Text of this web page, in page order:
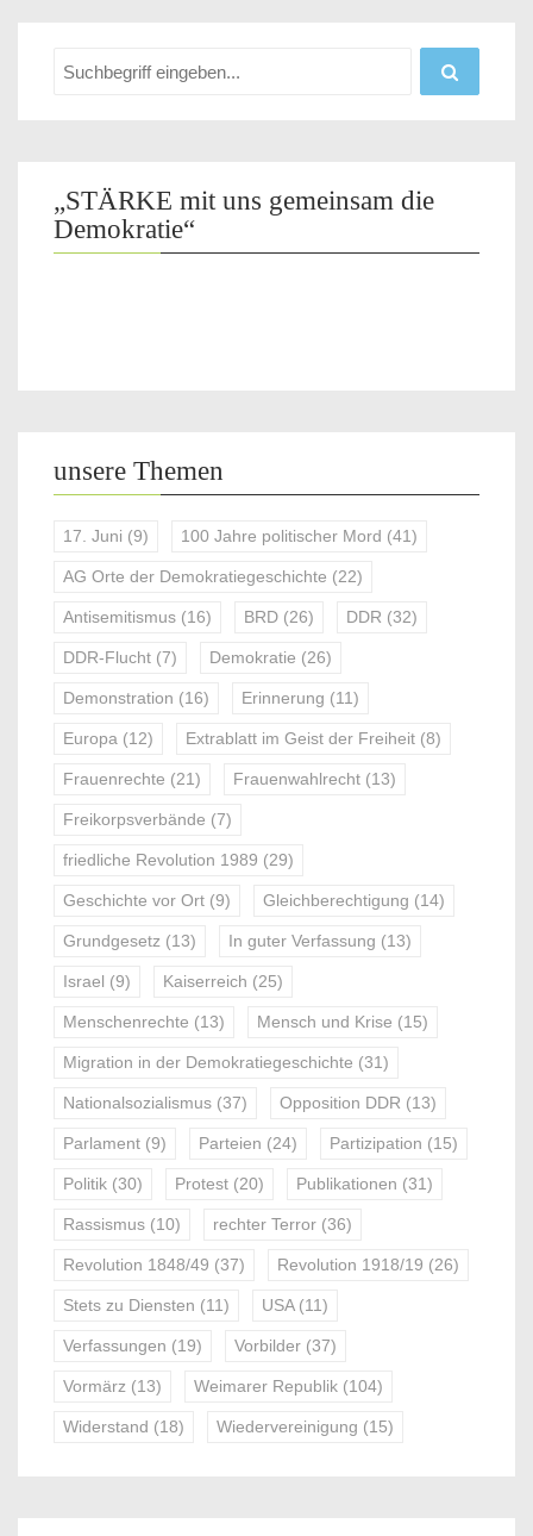
„STÄRKE mit uns gemeinsam die
Demokratie“
unsere Themen
17. Juni (9) 100 Jahre politischer Mord (41)
AG Orte der Demokratiegeschichte (22)
Antisemitismus (16) BRD (26) DDR (32)
DDR-Flucht (7) Demokratie (26)
Demonstration (16) Erinnerung (11)
Europa (12) Extrablatt im Geist der Freiheit (8)
Frauenrechte (21) Frauenwahlrecht (13)
Freikorpsverbände (7)
friedliche Revolution 1989 (29)
Geschichte vor Ort (9) Gleichberechtigung (14)
Grundgesetz (13) In guter Verfassung (13)
Israel (9) Kaiserreich (25)
Menschenrechte (13) Mensch und Krise (15)
Migration in der Demokratiegeschichte (31)
Nationalsozialismus (37) Opposition DDR (13)
Parlament (9) Parteien (24) Partizipation (15)
Politik (30) Protest (20) Publikationen (31)
Rassismus (10) rechter Terror (36)
Revolution 1848/49 (37) Revolution 1918/19 (26)
Stets zu Diensten (11) USA(11)
Verfassungen (19) Vorbilder (37)
Vormärz (13) Weimarer Republik (104)
Widerstand (18) Wiedervereinigung (15)